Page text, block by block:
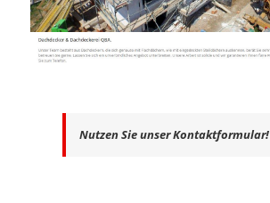
Nutzen Sie unser Kontaktformular!